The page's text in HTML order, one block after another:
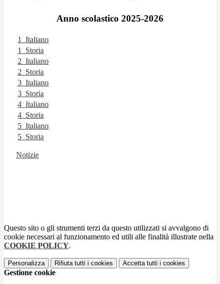
Anno scolastico 2025-2026
1_Italiano
1_Storia
2_Italiano
2_Storia
3_Italiano
3_Storia
4_Italiano
4_Storia
5_Italiano
5_Storia
Notizie
Questo sito o gli strumenti terzi da questo utilizzati si avvalgono di
cookie necessari al funzionamento ed utili alle finalità illustrate nella
COOKIE POLICY.
Personalizza Rifiuta tutti i cookies Accetta tutti i cookies
Gestione cookie